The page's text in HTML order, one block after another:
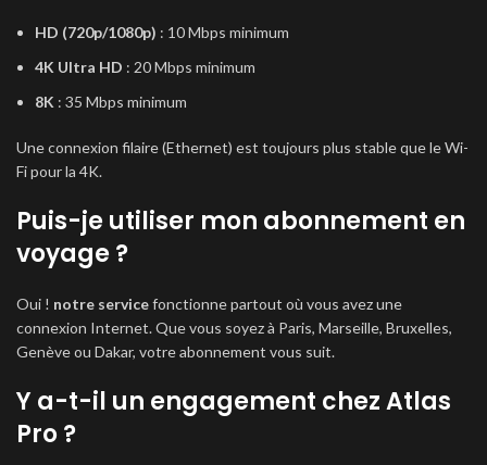
HD (720p/1080p) : 10 Mbps minimum
4K Ultra HD : 20 Mbps minimum
8K : 35 Mbps minimum
Une connexion filaire (Ethernet) est toujours plus stable que le Wi-
Fi pour la 4K.
Puis-je utiliser mon abonnement en
voyage ?
Oui ! notre servicefonctionne partout où vous avez une
connexion Internet. Que vous soyez à Paris, Marseille, Bruxelles,
Genève ou Dakar, votre abonnement vous suit.
Y a-t-il un engagement chez Atlas
Pro ?